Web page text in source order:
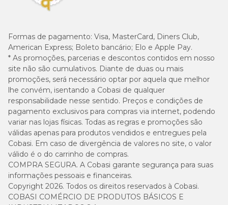
Formas de pagamento: Visa, MasterCard, Diners Club,
American Express; Boleto bancário; Elo e Apple Pay.
* As promoções, parcerias e descontos contidos em nosso
site não são cumulativos. Diante de duas ou mais
promoções, será necessário optar por aquela que melhor
lhe convém, isentando a Cobasi de qualquer
responsabilidade nesse sentido. Preços e condições de
pagamento exclusivos para compras via internet, podendo
variar nas lojas físicas. Todas as regras e promoções são
válidas apenas para produtos vendidos e entregues pela
Cobasi. Em caso de divergência de valores no site, o valor
válido é o do carrinho de compras.
COMPRA SEGURA. A Cobasi garante segurança para suas
informações pessoais e financeiras.
Copyright 2026. Todos os direitos reservados à Cobasi.
COBASI COMÉRCIO DE PRODUTOS BÁSICOS E